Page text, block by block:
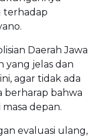
terhadap
Daerah Jawa
yang jelas dan
agar tidak ada
berharap bahwa
depan.
evaluasi ulang,